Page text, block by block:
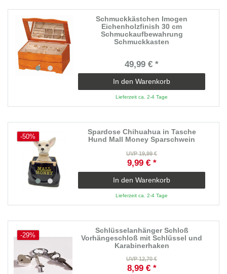
Schmuckkästchen Imogen
Eichenholzfinish 30 cm
Schmuckaufbewahrung
Schmuckkasten
49,99 € *
In den Warenkorb
Lieferzeit ca. 2-4 Tage
-50%
Spardose Chihuahua in Tasche
Hund Mall Money Sparschwein
UVP 19,99 €
9,99 € *
In den Warenkorb
Lieferzeit ca. 2-4 Tage
-29%
Schlüsselanhänger Schloß
Vorhängeschloß mit Schlüssel und
Karabinerhaken
UVP 12,70 €
8,99 € *